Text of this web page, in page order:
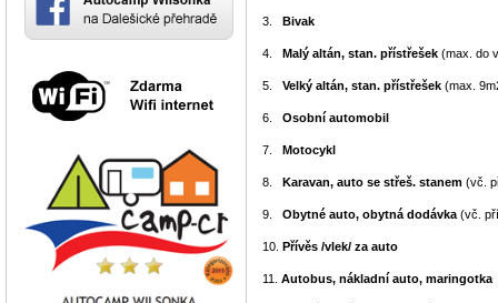
3. Bivak
4. Malý altán, stan. přístřešek (max. do
5. Velký altán, stan. přístřešek (max.
6. Osobní automobil
7. Motocykl
8. Karavan, auto se střeš. stanem (vč.
9. Obytné auto, obytná dodávka (vč.
10. Přívěs /vlek/ za auto
11. Autobus, nákladní auto, maringotka